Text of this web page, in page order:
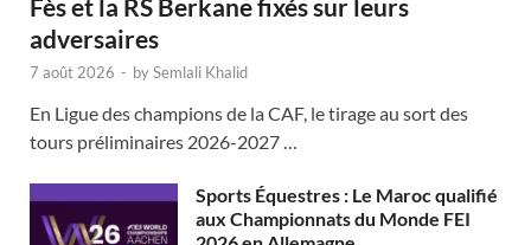
Fès et la RS Berkane fixés sur leurs
adversaires
7 août 2026 - bySemlali Khalid
En Ligue des champions de la CAF, le tirage au sort des
tours préliminaires 2026-2027 …
Sports Équestres : Le Maroc qualifié
aux Championnats du Monde FEI